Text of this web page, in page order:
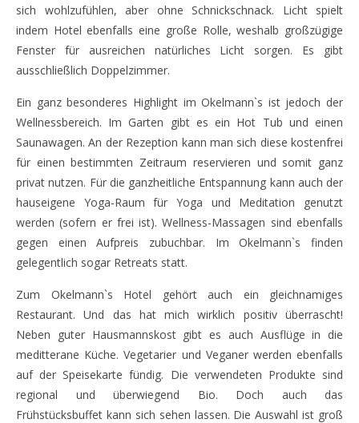
sich wohlzufühlen, aber ohne Schnickschnack. Licht spielt
indem Hotel ebenfalls eine große Rolle, weshalb großzügige
Fenster für ausreichen natürliches Licht sorgen. Es gibt
ausschließlich Doppelzimmer.
Ein ganz besonderes Highlight im Okelmann`s ist jedoch der
Wellnessbereich. Im Garten gibt es ein Hot Tub und einen
Saunawagen. An der Rezeption kann man sich diese kostenfrei
für einen bestimmten Zeitraum reservieren und somit ganz
privat nutzen. Für die ganzheitliche Entspannung kann auch der
hauseigene Yoga-Raum für Yoga und Meditation genutzt
werden (sofern er frei ist). Wellness-Massagen sind ebenfalls
gegen einen Aufpreis zubuchbar. Im Okelmann`s finden
gelegentlich sogar Retreats statt.
Zum Okelmann`s Hotel gehört auch ein gleichnamiges
Restaurant. Und das hat mich wirklich positiv überrascht!
Neben guter Hausmannskost gibt es auch Ausflüge in die
meditterane Küche. Vegetarier und Veganer werden ebenfalls
auf der Speisekarte fündig. Die verwendeten Produkte sind
regional und überwiegend Bio. Doch auch das
Frühstücksbuffet kann sich sehen lassen. Die Auswahl ist groß